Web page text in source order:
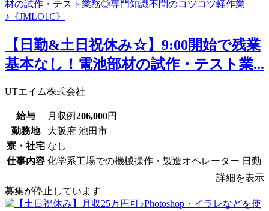
【日勤&土日祝休み☆】9:00開始で残業
基本なし！電池部材の試作・テスト業...
UTエイム株式会社
給与 月収例 206,000円
勤務地
大阪府 池田市
寮・社宅 なし
仕事内容 化学系工場での機械操作・製造オペレーター 日勤
詳細を表示
募集が停止しています